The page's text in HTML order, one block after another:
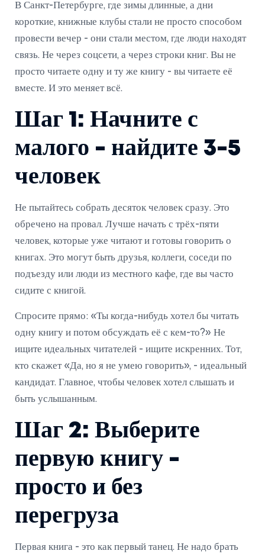
В Санкт-Петербурге, где зимы длинные, а дни
короткие, книжные клубы стали не просто способом
провести вечер - они стали местом, где люди находят
связь. Не через соцсети, а через строки книг. Вы не
просто читаете одну и ту же книгу - вы читаете её
вместе. И это меняет всё.
Шаг 1: Начните с
малого - найдите 3-5
человек
Не пытайтесь собрать десяток человек сразу. Это
обречено на провал. Лучше начать с трёх-пяти
человек, которые уже читают и готовы говорить о
книгах. Это могут быть друзья, коллеги, соседи по
подъезду или люди из местного кафе, где вы часто
сидите с книгой.
Спросите прямо: «Ты когда-нибудь хотел бы читать
одну книгу и потом обсуждать её с кем-то?» Не
ищите идеальных читателей - ищите искренних. Тот,
кто скажет «Да, но я не умею говорить», - идеальный
кандидат. Главное, чтобы человек хотел слышать и
быть услышанным.
Шаг 2: Выберите
первую книгу -
просто и без
перегруза
Первая книга - это как первый танец. Не надо брать